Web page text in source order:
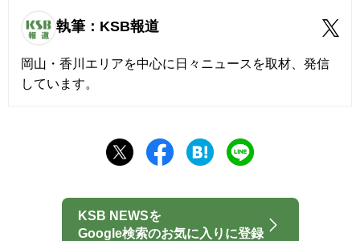
執筆：KSB報道
岡山・香川エリアを中心に日々ニュースを取材、発信
しています。
KSB NEWSを
Google検索のお気に入りに登録